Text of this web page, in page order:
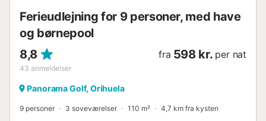
Ferieudlejning for 9 personer, med have
og børnepool
8,8
43 anmeldelser
fra 598 kr. per nat
Panorama Golf, Orihuela
9 personer 3 soveværelser 110 m² 4,7 km fra kysten